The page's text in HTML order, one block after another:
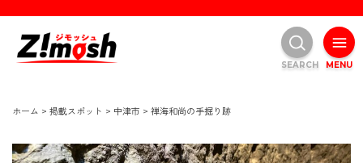
ホーム > 掲載スポット > 中津市 > 禅海和尚の手掘り跡
MENU
SEARCH